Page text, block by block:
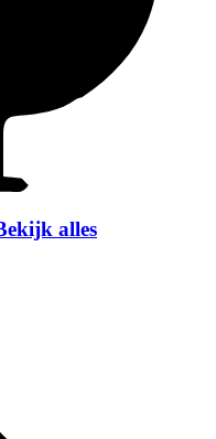
alles